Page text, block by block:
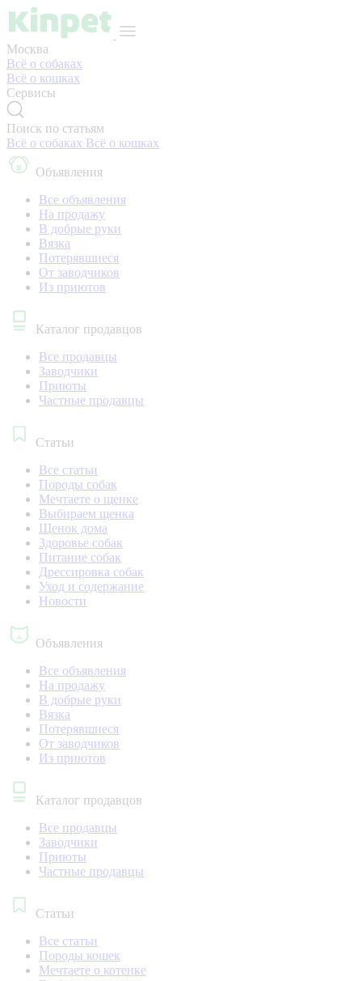
Москва
Всё о собаках
Всё о кошках
Сервисы
Поиск по статьям
Всё о собаках Всё о кошках
Объявления
Все объявления
На продажу
В добрые руки
Вязка
Потерявшиеся
От заводчиков
Из приютов
Каталог продавцов
Все продавцы
Заводчики
Приюты
Частные продавцы
Статьи
Все статьи
Породы собак
Мечтаете о щенке
Выбираем щенка
Щенок дома
Здоровье собак
Питание собак
Дрессировка собак
Уход и содержание
Новости
Объявления
Все объявления
На продажу
В добрые руки
Вязка
Потерявшиеся
От заводчиков
Из приютов
Каталог продавцов
Все продавцы
Заводчики
Приюты
Частные продавцы
Статьи
Все статьи
Породы кошек
Мечтаете о котенке